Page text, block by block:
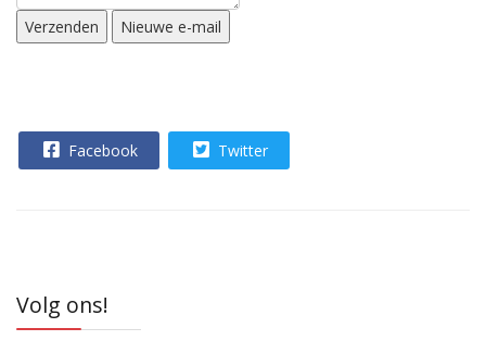
Facebook Twitter
Volg ons!